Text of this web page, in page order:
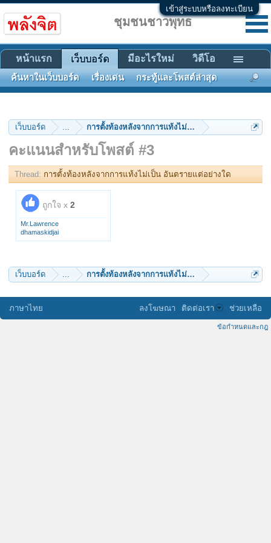
เข้าสู่ระบบหรือลงทะเบียน
เว็บบอร์ด ... การตั้งท้องหลังจากการแท้งไม่เป็น อันตรายแต่อย่างใด
คะแนนสำหรับโพสต์ #3
Thread: การตั้งท้องหลังจากการแท้งไม่เป็น อันตรายแต่อย่างใด
ถูกใจ x 2
Mr.Lawrence
dhamaskidjai
เว็บบอร์ด ... การตั้งท้องหลังจากการแท้งไม่เป็น อันตรายแต่อย่างใด
ชุมชนชาวพุทธ
หน้าแรก เว็บบอร์ด
ค้นหาในเว็บบอร์ด เรื่องเด่น กระทู้และโพสต์ล่าสุด
มีอะไรใหม่ วิดีโอ
ภาษาไทย ลงโฆษณา ติดต่อเรา ช่วยเหลือ
ข้อกำหนดและกฎ